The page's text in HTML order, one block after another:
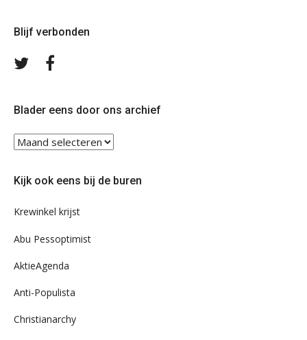
Blijf verbonden
Volg
Blader eens door ons archief
Blader
ons
Kijk ook eens bij de buren
Krewinkel krijst
Abu Pessoptimist
AktieAgenda
Anti-Populista
Christianarchy